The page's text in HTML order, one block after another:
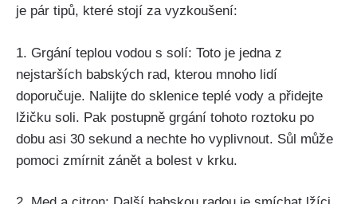
je pár tipů, které stojí ⁤za vyzkoušení:
1. Grgání teplou vodou s solí: Toto je jedna z ​
nejstarších babských rad, kterou mnoho lidí
doporučuje. Nalijte ‌do⁢ sklenice⁤ teplé⁢ vody a‌ přidejte
⁢lžičku⁤ soli.‍ Pak postupně grgání tohoto roztoku⁣ po
⁤dobu⁤ asi 30 sekund a nechte ho vyplivnout. Sůl může
pomoci‍ zmírnit zánět a ⁤bolest v⁣ krku.